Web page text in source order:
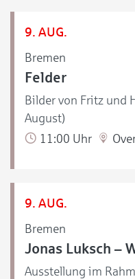
9. AUG.
Bremen
Felder
Bilder von Fritz und
August)
11:00 Uhr
9. AUG.
Bremen
Jonas Luksch –
Ausstellung im